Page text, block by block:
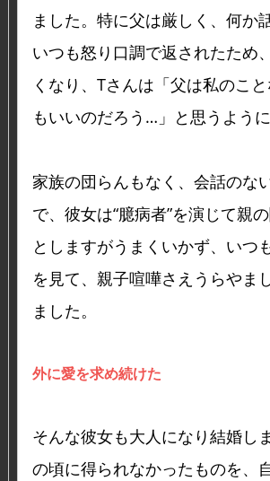
ました。特に父は厳しく、何か
いつも怒り口調で返されたため
くなり、Tさんは「父は私のこ
もいいのだろう…」と思うように
家族の団らんもなく、会話のな
で、彼女は“臆病者”を演じて親
としますがうまくいかず、いつ
を見て、親子喧嘩さえうらやま
ました。
外に愛を求め続けた
そんな彼女も大人になり結婚し
の頃に得られなかったものを、